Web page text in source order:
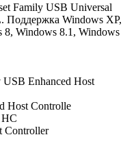
Family USB Universal
Поддержка Windows XP,
8, Windows 8.1, Windows
Enhanced Host
Host Controlle
HC
Controller